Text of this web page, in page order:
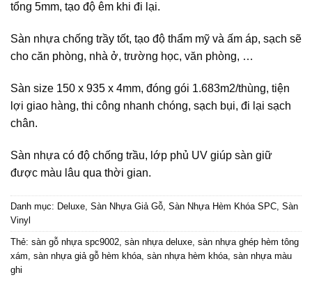
tổng 5mm, tạo độ êm khi đi lại.
Sàn nhựa chống trầy tốt, tạo độ thẩm mỹ và ấm áp, sạch sẽ
cho căn phòng, nhà ở, trường học, văn phòng, …
Sàn size 150 x 935 x 4mm, đóng gói 1.683m2/thùng, tiện
lợi giao hàng, thi công nhanh chóng, sạch bụi, đi lại sạch
chân.
Sàn nhựa có độ chống trầu, lớp phủ UV giúp sàn giữ
được màu lâu qua thời gian.
Danh mục: Deluxe, Sàn Nhựa Giả Gỗ, Sàn Nhựa Hèm Khóa SPC, Sàn
Vinyl
Thẻ: sàn gỗ nhựa spc9002, sàn nhựa deluxe, sàn nhựa ghép hèm tông
xám, sàn nhựa giả gỗ hèm khóa, sàn nhựa hèm khóa, sàn nhựa màu
ghi